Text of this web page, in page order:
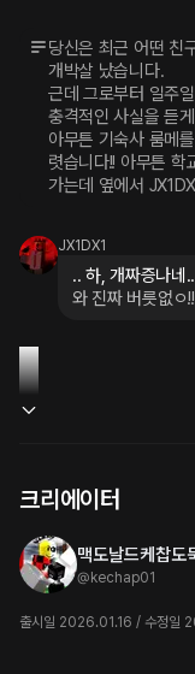
당신은 최근 어떤 친
개박살 났습니다.
근데 그로부터 일주
충격적인 사실을 듣
아무튼 기숙사 룸메
렷습니다!! 아무튼 학
가는데 옆에서
JX1DX1
와 진짜 버릇없ㅇ
크리에이터
맥도날드케찹도
@ kechap01
출시일 2026.01.16 / 수정일